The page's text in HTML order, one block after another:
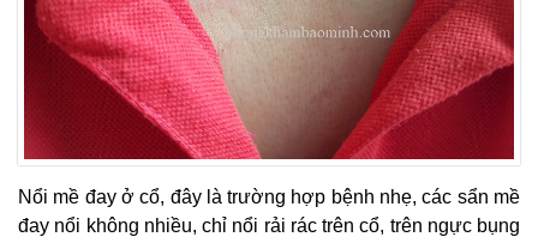
Nổi mề đay ở cổ, đây là trường hợp bệnh nhẹ, các sẩn mề
đay nổi không nhiều, chỉ nổi rải rác trên cổ, trên ngực bụng